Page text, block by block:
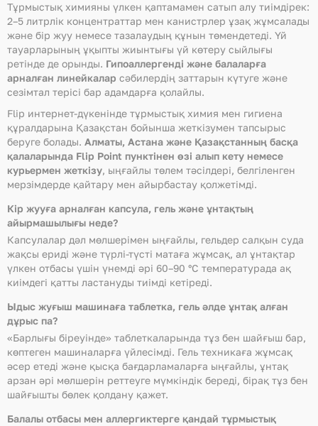
Тұрмыстық химияны үлкен қаптамамен сатып алу тиімдірек:
2–5 литрлік концентраттар мен канистрлер ұзақ жұмсалады
және бір жуу немесе тазалаудың құнын төмендетеді. Үй
тауарларының ұқыпты жиынтығы үй көтеру сыйлығы
ретінде де орынды. Гипоаллергенді және балаларға
арналған линейкалар сәбилердің заттарын күтуге және
сезімтал терісі бар адамдарға қолайлы.
Flip интернет-дүкенінде тұрмыстық химия мен гигиена
құралдарына Қазақстан бойынша жеткізумен тапсырыс
беруге болады. Алматы, Астана және Қазақстанның басқа
қалаларында Flip Point пунктінен өзі алып кету немесе
курьермен жеткізу, ыңғайлы төлем тәсілдері, белгіленген
мерзімдерде қайтару мен айырбастау қолжетімді.
Кір жууға арналған капсула, гель және ұнтақтың
айырмашылығы неде?
Капсулалар дәл мөлшерімен ыңғайлы, гельдер салқын суда
жақсы ериді және түрлі-түсті матаға жұмсақ, ал ұнтақтар
үлкен отбасы үшін үнемді әрі 60–90 °C температурада ақ
киімдегі қатты ластануды тиімді кетіреді.
Ыдыс жуғыш машинаға таблетка, гель әлде ұнтақ алған
дұрыс па?
«Барлығы біреуінде» таблеткаларында тұз бен шайғыш бар,
көптеген машиналарға үйлесімді. Гель техникаға жұмсақ
әсер етеді және қысқа бағдарламаларға ыңғайлы, ұнтақ
арзан әрі мөлшерін реттеуге мүмкіндік береді, бірақ тұз бен
шайғышты бөлек қолдану қажет.
Балалы отбасы мен аллергиктерге қандай тұрмыстық